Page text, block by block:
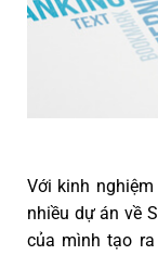
Với kinh
nhiều dự án về
của mình tạo